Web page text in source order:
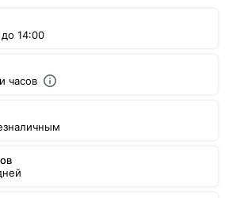
до 14:00
часов